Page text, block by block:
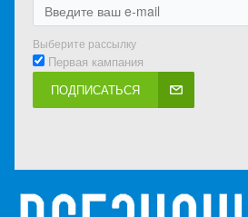
Выберите рассылку
Первая кампания
ПОДПИСАТЬСЯ